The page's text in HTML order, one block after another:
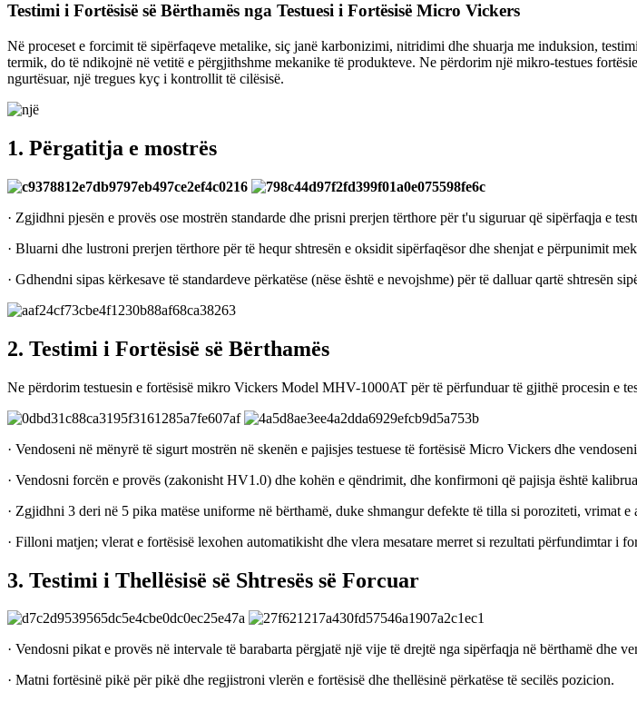
Testimi i Fortësisë së Bërthamës nga Testuesi i Fortësisë Micro Vickers
Në proceset e forcimit të sipërfaqeve metalike, siç janë karbonizimi, nitridimi dhe shuarja me induksion,
termik, do të ndikojnë në vetitë e përgjithshme mekanike të produkteve. Ne përdorim një mikro-testues
ngurtësuar, një tregues kyç i kontrollit të cilësisë.
1. Përgatitja e mostrës
· Zgjidhni pjesën e provës ose mostrën standarde dhe prisni prerjen tërthore për t'u siguruar që sipërfaqja e
· Bluarni dhe lustroni prerjen tërthore për të hequr shtresën e oksidit sipërfaqësor dhe shenjat e përpunimit
· Gdhendni sipas kërkesave të standardeve përkatëse (nëse është e nevojshme) për të dalluar qartë shtresën
2. Testimi i Fortësisë së Bërthamës
Ne përdorim testuesin e fortësisë mikro Vickers Model MHV-1000AT për të përfunduar të gjithë procesin e
· Vendoseni në mënyrë të sigurt mostrën në skenën e pajisjes testuese të fortësisë Micro Vickers dhe
· Vendosni forcën e provës (zakonisht HV1.0) dhe kohën e qëndrimit, dhe konfirmoni që pajisja është
· Zgjidhni 3 deri në 5 pika matëse uniforme në bërthamë, duke shmangur defekte të tilla si poroziteti, vrimat e
· Filloni matjen; ​​vlerat e fortësisë lexohen automatikisht dhe vlera mesatare merret si rezultati përfundimtar i
3. Testimi i Thellësisë së Shtresës së Forcuar
· Vendosni pikat e provës në intervale të barabarta përgjatë një vije të drejtë nga sipërfaqja në bërthamë dhe
· Matni fortësinë pikë për pikë dhe regjistroni vlerën e fortësisë dhe thellësinë përkatëse të secilës pozicion.